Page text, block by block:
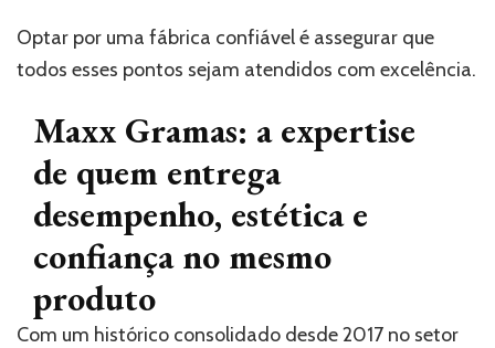
Optar por uma fábrica confiável é assegurar que
todos esses pontos sejam atendidos com excelência.
Maxx Gramas: a expertise
de quem entrega
desempenho, estética e
confiança no mesmo
produto
Com um histórico consolidado desde 2017 no setor